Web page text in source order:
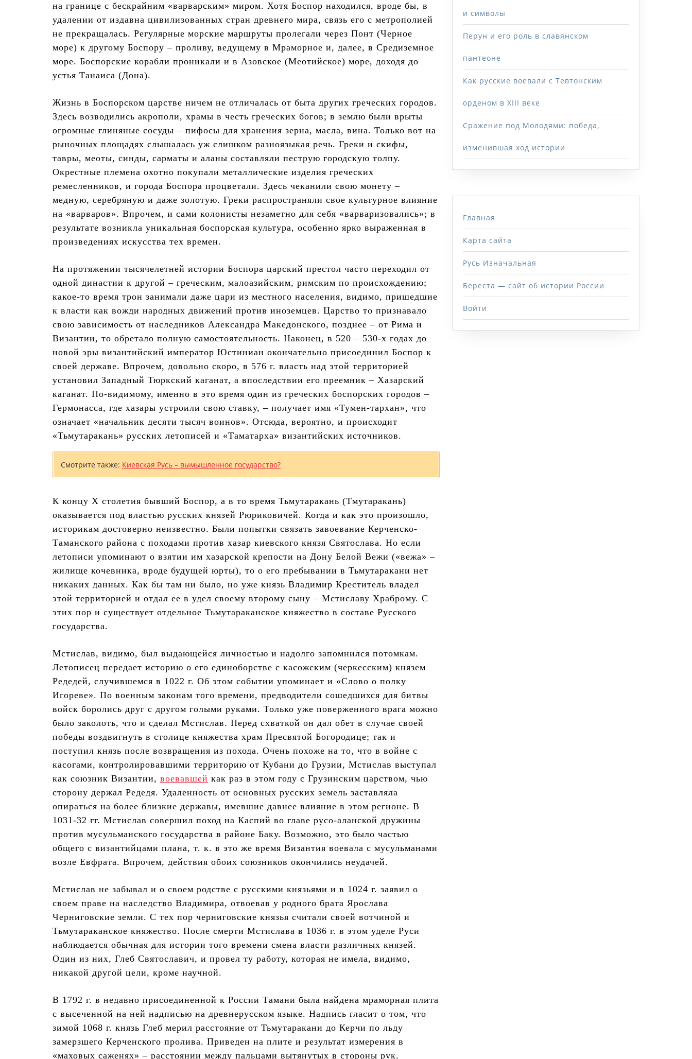
на границе с бескрайним «варварским» миром. Хотя Боспор находился, вроде бы, в
удалении от издавна цивилизованных стран древнего мира, связь его с метрополией
не прекращалась. Регулярные морские маршруты пролегали через Понт (Черное
море) к другому Боспору – проливу, ведущему в Мраморное и, далее, в Средиземное
море. Боспорские корабли проникали и в Азовское (Меотийское) море, доходя до
устья Танаиса (Дона).
Жизнь в Боспорском царстве ничем не отличалась от быта других греческих городов.
Здесь возводились акрополи, храмы в честь греческих богов; в землю были врыты
огромные глиняные сосуды – пифосы для хранения зерна, масла, вина. Только вот на
рыночных площадях слышалась уж слишком разноязыкая речь. Греки и скифы,
тавры, меоты, синды, сарматы и аланы составляли пеструю городскую толпу.
Окрестные племена охотно покупали металлические изделия греческих
ремесленников, и города Боспора процветали. Здесь чеканили свою монету –
медную, серебряную и даже золотую. Греки распространяли свое культурное влияние
на «варваров». Впрочем, и сами колонисты незаметно для себя «варваризовались»; в
результате возникла уникальная боспорская культура, особенно ярко выраженная в
произведениях искусства тех времен.
На протяжении тысячелетней истории Боспора царский престол часто переходил от
одной династии к другой – греческим, малоазийским, римским по происхождению;
какое-то время трон занимали даже цари из местного населения, видимо, пришедшие
к власти как вожди народных движений против иноземцев. Царство то признавало
свою зависимость от наследников Александра Македонского, позднее – от Рима и
Византии, то обретало полную самостоятельность. Наконец, в 520 – 530-х годах до
новой эры византийский император Юстиниан окончательно присоединил Боспор к
своей державе. Впрочем, довольно скоро, в 576 г. власть над этой территорией
установил Западный Тюркский каганат, а впоследствии его преемник – Хазарский
каганат. По-видимому, именно в это время один из греческих боспорских городов –
Гермонасса, где хазары устроили свою ставку, – получает имя «Тумен-тархан», что
означает «начальник десяти тысяч воинов». Отсюда, вероятно, и происходит
«Тьмутаракань» русских летописей и «Таматарха» византийских источников.
Смотрите также: Киевская Русь – вымышленное государство?
К концу X столетия бывший Боспор, а в то время Тьмутаракань (Тмутаракань)
оказывается под властью русских князей Рюриковичей. Когда и как это произошло,
историкам достоверно неизвестно. Были попытки связать завоевание Керченско-
Таманского района с походами против хазар киевского князя Святослава. Но если
летописи упоминают о взятии им хазарской крепости на Дону Белой Вежи («вежа» –
жилище кочевника, вроде будущей юрты), то о его пребывании в Тьмутаракани нет
никаких данных. Как бы там ни было, но уже князь Владимир Креститель владел
этой территорией и отдал ее в удел своему второму сыну – Мстиславу Храброму. С
этих пор и существует отдельное Тьмутараканское княжество в составе Русского
государства.
Мстислав, видимо, был выдающейся личностью и надолго запомнился потомкам.
Летописец передает историю о его единоборстве с касожским (черкесским) князем
Редедей, случившемся в 1022 г. Об этом событии упоминает и «Слово о полку
Игореве». По военным законам того времени, предводители сошедшихся для битвы
войск боролись друг с другом голыми руками. Только уже поверженного врага можно
было заколоть, что и сделал Мстислав. Перед схваткой он дал обет в случае своей
победы воздвигнуть в столице княжества храм Пресвятой Богородице; так и
поступил князь после возвращения из похода. Очень похоже на то, что в войне с
касогами, контролировавшими территорию от Кубани до Грузии, Мстислав выступал
как союзник Византии, воевавшей как раз в этом году с Грузинским царством, чью
сторону держал Редедя. Удаленность от основных русских земель заставляла
опираться на более близкие державы, имевшие давнее влияние в этом регионе. В
1031-32 гг. Мстислав совершил поход на Каспий во главе русо-аланской дружины
против мусульманского государства в районе Баку. Возможно, это было частью
общего с византийцами плана, т. к. в это же время Византия воевала с мусульманами
возле Евфрата. Впрочем, действия обоих союзников окончились неудачей.
Мстислав не забывал и о своем родстве с русскими князьями и в 1024 г. заявил о
своем праве на наследство Владимира, отвоевав у родного брата Ярослава
Черниговские земли. С тех пор черниговские князья считали своей вотчиной и
Тьмутараканское княжество. После смерти Мстислава в 1036 г. в этом уделе Руси
наблюдается обычная для истории того времени смена власти различных князей.
Один из них, Глеб Святославич, и провел ту работу, которая не имела, видимо,
никакой другой цели, кроме научной.
В 1792 г. в недавно присоединенной к России Тамани была найдена мраморная плита
с высеченной на ней надписью на древнерусском языке. Надпись гласит о том, что
зимой 1068 г. князь Глеб мерил расстояние от Тьмутаракани до Керчи по льду
замерзшего Керченского пролива. Приведен на плите и результат измерения в
«маховых саженях» – расстоянии между пальцами вытянутых в стороны рук.
и символы
Перун и его роль в славянском
пантеоне
Как русские воевали с Тевтонским
орденом в XIII веке
Сражение под Молодями: победа,
изменившая ход истории
Главная
Карта сайта
Русь Изначальная
Береста — сайт об истории России
Войти